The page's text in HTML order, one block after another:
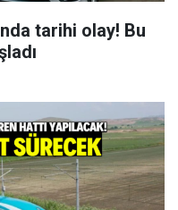
tarihi olay! Bu